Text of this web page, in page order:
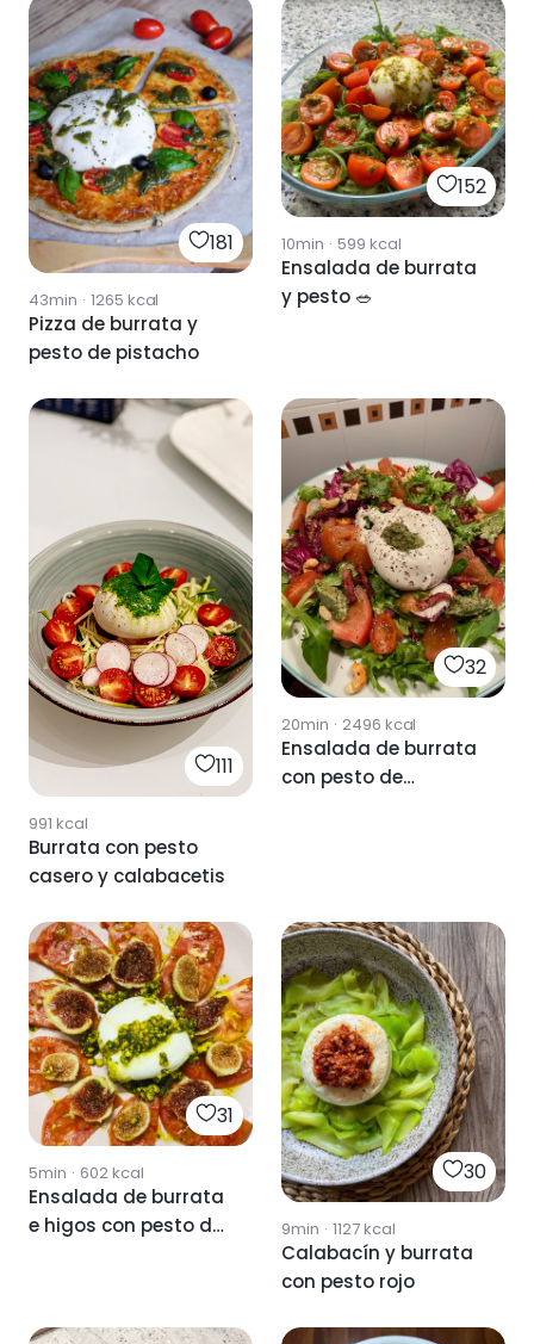
181
43min · 1265 kcal
Pizza de burrata y
pesto de pistacho
152
10min · 599 kcal
Ensalada de burrata
y pesto 🥗
111
991 kcal
Burrata con pesto
casero y calabacetis
32
20min · 2496 kcal
Ensalada de burrata
con pesto de
31
5min · 602kcal
Ensalada de burrata
e higos con pesto de
30
9min · 1127kcal
Calabacín y burrata
con pesto rojo